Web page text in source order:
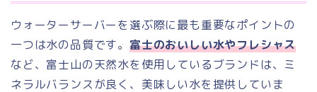
ウォーターサーバーを選ぶ際に最も重要なポイントの
一つは水の品質です。 富士のおいしい水やフレシャス
など、富士山の天然水を使用しているブランドは、ミ
ネラルバランスが良く、美味しい水を提供していま